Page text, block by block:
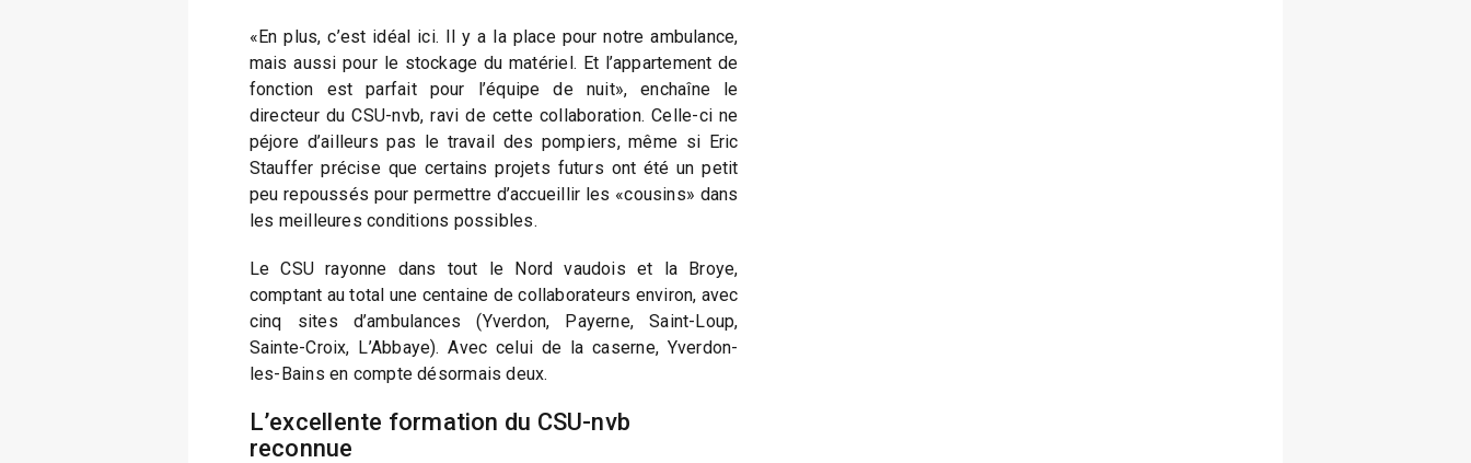
«En plus, c’est idéal ici. Il y a la place pour notre ambulance,
mais aussi pour le stockage du matériel. Et l’appartement de
fonction est parfait pour l’équipe de nuit», enchaîne le
directeur du CSU-nvb, ravi de cette collaboration. Celle-ci ne
péjore d’ailleurs pas le travail des pompiers, même si Eric
Stauffer précise que certains projets futurs ont été un petit
peu repoussés pour permettre d’accueillir les «cousins» dans
les meilleures conditions possibles.
Le CSU rayonne dans tout le Nord vaudois et la Broye,
comptant au total une centaine de collaborateurs environ, avec
cinq sites d’ambulances (Yverdon, Payerne, Saint-Loup,
Sainte-Croix, L’Abbaye). Avec celui de la caserne, Yverdon-
les-Bains en compte désormais deux.
L’excellente formation du CSU-nvb
reconnue